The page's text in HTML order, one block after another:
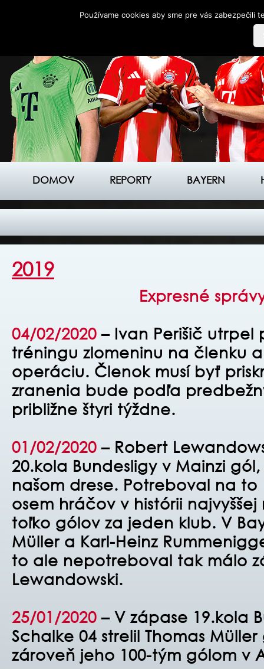
DOMOV REPORTY BAYERN
2019
Expresné
04/02/2020 – Ivan Perišič utrpel
tréningu zlomeninu na členku
operáciu. Členok musí byť
zranenia bude podľa
približne štyri týždne.
01/02/2020 – Robert
20.kola Bundesligy v Mainzi
našom drese. Potreboval na to
osem hráčov v histórii
toľko gólov za jeden klub. V
Müller a Karl-Heinz
to ale nepotreboval tak málo
Lewandowski.
25/01/2020 – V zápase 19.kola
Schalke 04 strelil Thomas
zároveň jeho 100-tým gólom v
Používame cookies aby sme pre vás zabezpečili